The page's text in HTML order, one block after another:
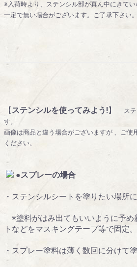
※入荷時より、ステンシル部が真ん中にきて
一定で無い場合がございます。ご了承下さい。
【ステンシルを使ってみよう!】
ス
す。
画像は商品と違う場合がございますが 、ご使
ください。
●スプレーの場合
・ステンシルシートを塗りたい場所
※塗料がはみ出てもいいように予め
トなどをマスキングテープ等で固定。
・スプレー塗料は薄く数回に分けて塗